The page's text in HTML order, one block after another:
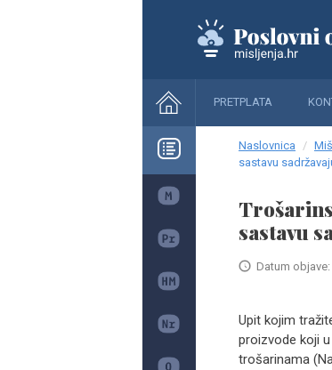
PRETPLATA
Naslovnica
sastavu
sastavu
Datum
Upit kojim
proizvode koji
trošarinama